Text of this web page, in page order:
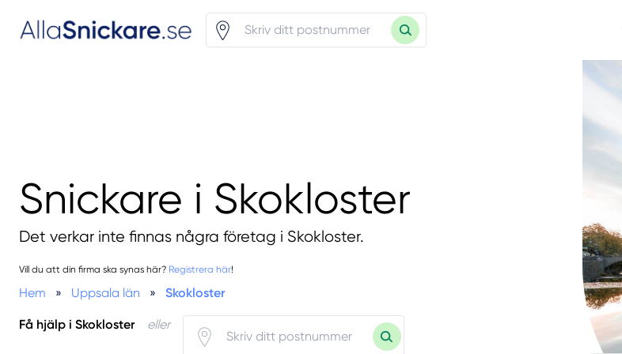
Snickare i Skokloster
Det verkar inte finnas några företag i Skokloster.
Vill du att din firma ska synas här? Registrera här!
Hem » Uppsala län » Skokloster
Få hjälp i Skokloster eller